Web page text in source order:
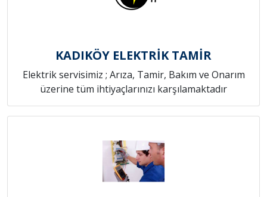
KADIKÖY ELEKTRİK TAMİR
Elektrik servisimiz ; Arıza, Tamir, Bakım ve Onarım
üzerine tüm ihtiyaçlarınızı karşılamaktadır